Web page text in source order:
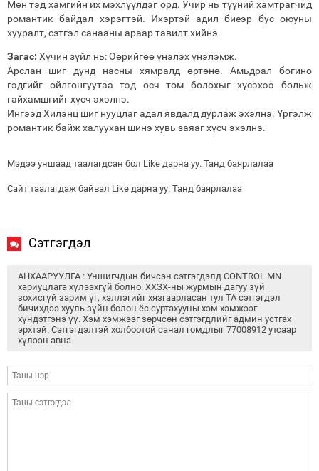
Мөн тэд хамгийн их мэхлүүлдэг орд. Учир нь түүний хамтрагчид
романтик байдал хэрэгтэй. Ихэртэй адил биеэр бус оюуны
хууралт, сэтгэл санааны араар тавилт хийнэ.
Загас: Хүчин зүйл нь: Өөрийгөө үнэлэх үнэлэмж.
Арслан шиг дунд насны хямралд өртөнө. Амьдрал богино
гэдгийг ойлгонгуутаа тэд өсч том болохыг хүсэхээ больж
гайхамшгийг хүсч эхэлнэ.
Ингээд Хилэнц шиг нууцлаг адал явдалд дурлаж эхэлнэ. Үргэлж
романтик байж халуухан шинэ хувь заяаг хүсч эхэлнэ.
Мэдээ уншаад таалагдсан бол Like дарна уу. Танд баярлалаа
Сайт таалагдаж байвал Like дарна уу. Танд баярлалаа
Сэтгэгдэл
АНХААРУУЛГА : Уншигчдын бичсэн сэтгэгдэлд CONTROL.MN
хариуцлага хүлээхгүй болно. ХХЗХ-ны журмын дагуу зүй
зохисгүй зарим үг, хэллэгийг хязгаарласан тул ТА сэтгэгдэл
бичихдээ хууль зүйн болон ёс суртахууны хэм хэмжээг
хүндэтгэнэ үү. Хэм хэмжээг зөрчсөн сэтгэгдлийг админ устгах
эрхтэй. Сэтгэгдэлтэй холбоотой санал гомдлыг 77008912 утсаар
хүлээн авна